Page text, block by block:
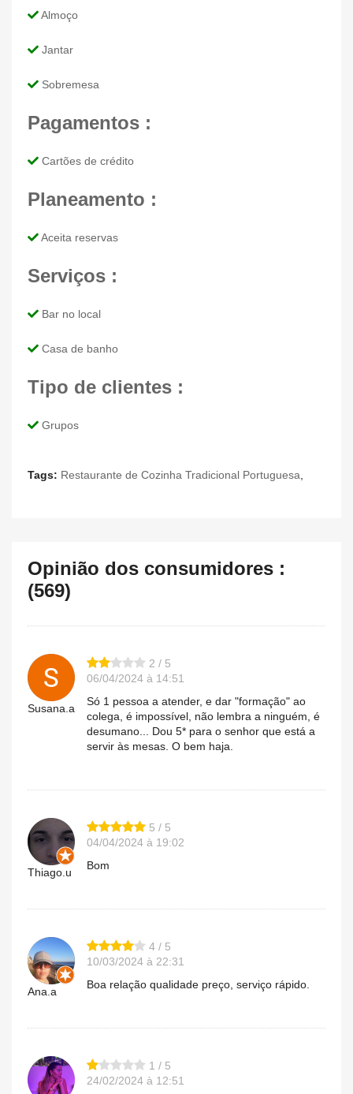
Almoço
Jantar
Sobremesa
Pagamentos :
Cartões de crédito
Planeamento :
Aceita reservas
Serviços :
Bar no local
Casa de banho
Tipo de clientes :
Grupos
Tags: Restaurante de Cozinha Tradicional Portuguesa
Opinião dos consumidores :
(569)
Susana.a
2 / 5
06/04/2024 à 14:51
Só 1 pessoa a atender, e dar "formação" ao
colega, é impossível, não lembra a ninguém, é
desumano... Dou 5* para o senhor que está a
servir às mesas. O bem haja.
Thiago.u
5 / 5
04/04/2024 à 19:02
Bom
Ana.a
4 / 5
10/03/2024 à 22:31
Boa relação qualidade preço, serviço rápido.
1 / 5
24/02/2024 à 12:51